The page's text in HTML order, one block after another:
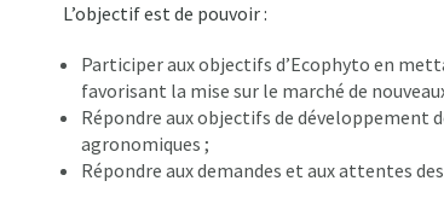
L’objectif est de pouvoir :
Participer aux objectifs d’Ecophyto en
favorisant la mise sur le marché de
Répondre aux objectifs de développement
agronomiques ;
Répondre aux demandes et aux attentes